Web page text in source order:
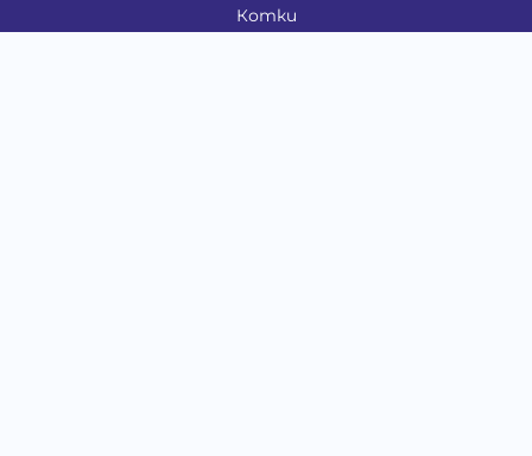
Котки